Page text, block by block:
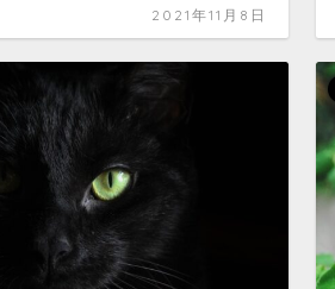
2021年11月8日